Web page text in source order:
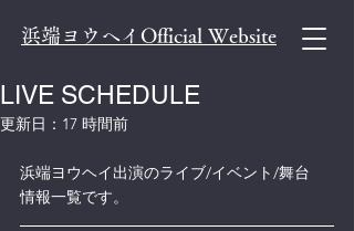
浜端ヨウヘイOfficial Website
LIVE SCHEDULE
更新日： 17 時間前
浜端ヨウヘイ出演のライブ/イベント/舞台
情報一覧です。